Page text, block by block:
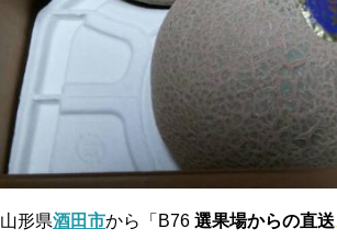
山形県酒田市から「B76 選果場からの直送